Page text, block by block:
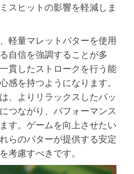
スヒットの影響を軽減しま
軽量マレットパターを使用
自信を強調することが多
貫したストロークを行う能
感を持つようになります。
、よりリラックスしたパッ
つながり、パフォーマンス
す。ゲームを向上させたい
らのパターが提供する安定
考慮すべきです。